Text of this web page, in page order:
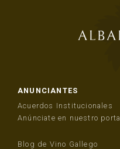
ANUNCIANTES
Acuerdos Institucionales
Anúnciate en nuestro portal
Blog de Vino Gallego